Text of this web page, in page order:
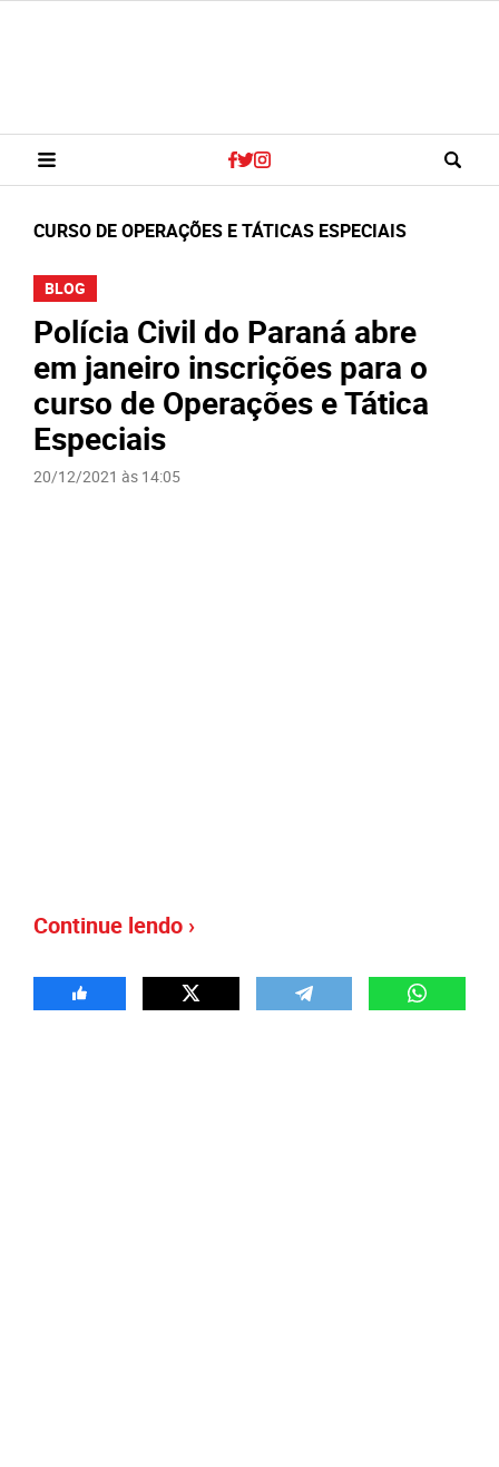
CURSO DE OPERAÇÕES E TÁTICAS ESPECIAIS
BLOG
Polícia Civil do Paraná abre
em janeiro inscrições para o
curso de Operações e Tática
Especiais
20/12/2021 às 14:05
Continue lendo ›